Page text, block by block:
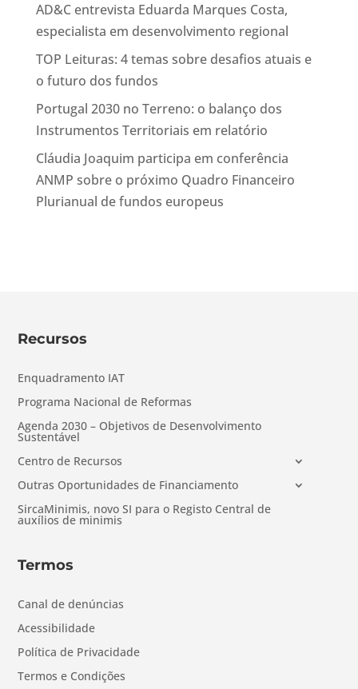
AD&C entrevista Eduarda Marques Costa,
especialista em desenvolvimento regional
TOP Leituras: 4 temas sobre desafios atuais e
o futuro dos fundos
Portugal 2030 no Terreno: o balanço dos
Instrumentos Territoriais em relatório
Cláudia Joaquim participa em conferência
ANMP sobre o próximo Quadro Financeiro
Plurianual de fundos europeus
Recursos
Enquadramento IAT
Programa Nacional de Reformas
Agenda 2030 – Objetivos de Desenvolvimento
Sustentável
Centro de Recursos
Outras Oportunidades de Financiamento
SircaMinimis, novo SI para o Registo Central de
auxílios de minimis
Termos
Canal de denúncias
Acessibilidade
Política de Privacidade
Termos e Condições